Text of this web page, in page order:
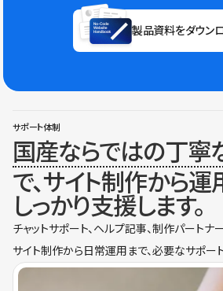
製品資料をダウン
サポート体制
国産ならではの丁寧
で、サイト制作から運
しっかり支援します。
チャットサポート、ヘルプ記事、制作パートナー
サイト制作から日常運用まで、必要なサポー